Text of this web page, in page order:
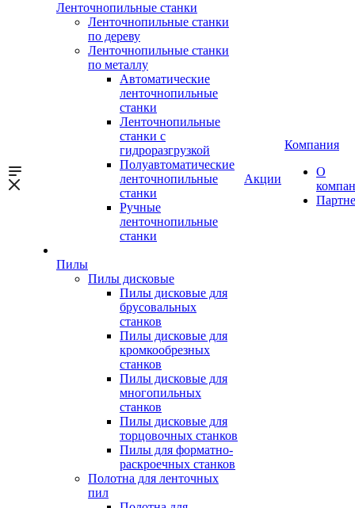
Ленточнопильные станки
Ленточнопильные станки
по дереву
Ленточнопильные станки
по металлу
Автоматические
ленточнопильные
станки
Ленточнопильные
станки с
гидроразгрузкой
Полуавтоматические
ленточнопильные
станки
Ручные
ленточнопильные
станки
Пилы
Пилы дисковые
Пилы дисковые для
брусовальных
станков
Пилы дисковые для
кромкообрезных
станков
Пилы дисковые для
многопильных
станков
Пилы дисковые для
торцовочных станков
Пилы для форматно-
раскроечных станков
Полотна для ленточных
пил
Акции
Компания
О